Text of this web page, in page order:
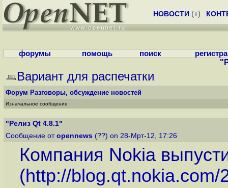
НОВОСТИ (+)
форумы помощь поиск
Вариант для распечатки
Форум Разговоры, обсуждение новостей
Изначальное сообщение
"Релиз Qt 4.8.1"
Сообщение от opennews (??) on 28-Мрт-12, 17:26
Компания Nokia
(http://